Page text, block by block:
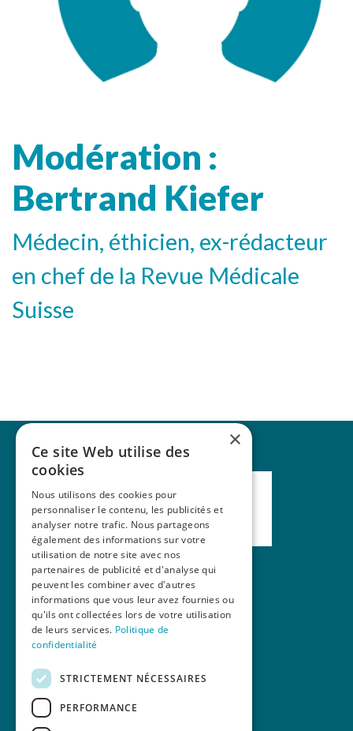
Modération :
Bertrand Kiefer
Médecin, éthicien, ex-rédacteur
en chef de la Revue Médicale
Suisse
Nos formations
La revue Mains Libres
×
Ce site Web utilise des
cookies
Nous utilisons des cookies pour
personnaliser le contenu, les publicités et
analyser notre trafic. Nous partageons
également des informations sur votre
utilisation de notre site avec nos
partenaires de publicité et d'analyse qui
peuvent les combiner avec d'autres
informations que vous leur avez fournies ou
qu'ils ont collectées lors de votre utilisation
de leurs services. Politique de
confidentialité
STRICTEMENT NÉCESSAIRES
PERFORMANCE